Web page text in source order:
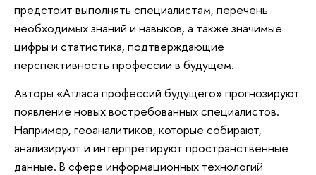
предстоит выполнять специалистам, перечень
необходимых знаний и навыков, а также значимые
цифры и статистика, подтверждающие
перспективность профессии в будущем.
Авторы «Атласа профессий будущего» прогнозируют
появление новых востребованных специалистов.
Например, геоаналитиков, которые собирают,
анализируют и интерпретируют пространственные
данные. В сфере информационных технологий